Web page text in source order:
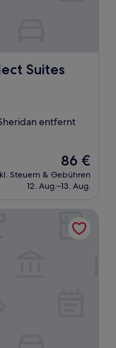
Suites
Denver Lakewood
entfernt
Der
Preis
beträgt
86 €
Steuern & Gebühren
12. Aug.–13. Aug.
Southwest